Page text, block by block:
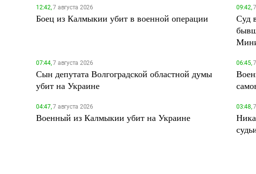
12:42,7 августа 2026
Боец из Калмыкии убит в военной операции
09:42,7
Суд
07:44,7 августа 2026
Сын депутата Волгоградской областной думы
убит на Украине
06:45,7
04:47,7 августа 2026
Военный из Калмыкии убит на Украине
03:48,7